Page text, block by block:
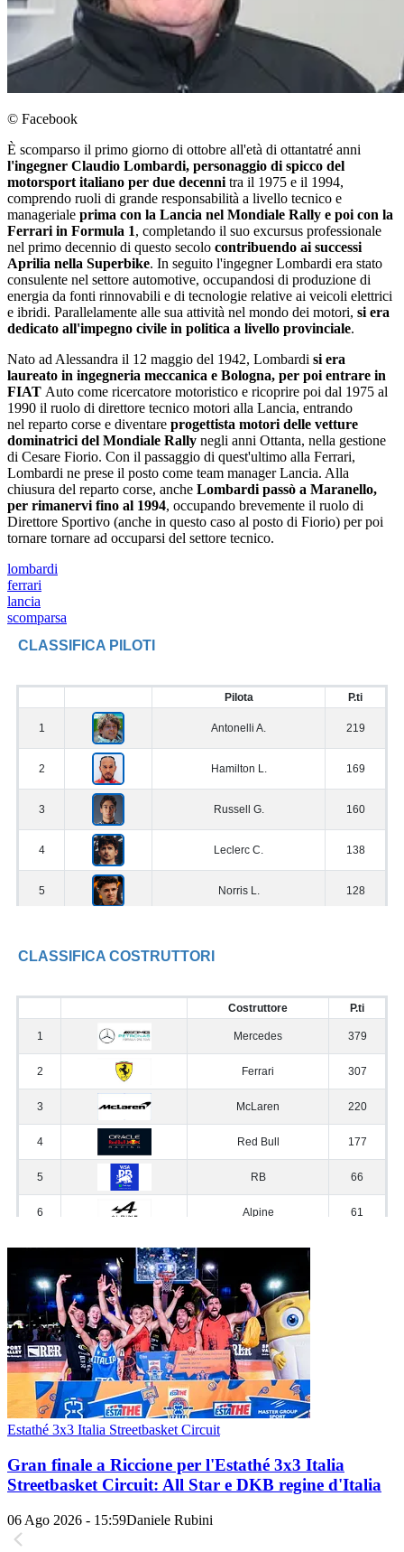
© Facebook
È scomparso il primo giorno di ottobre all'età di ottantatré anni
l'ingegner Claudio Lombardi, personaggio di spicco del
motorsport italiano per due decenni tra il 1975 e il 1994,
comprendo ruoli di grande responsabilità a livello tecnico e
manageriale prima con la Lancia nel Mondiale Rally e poi con la
Ferrari in Formula 1, completando il suo excursus professionale
nel primo decennio di questo secolo contribuendo ai successi
Aprilia nella Superbike. In seguito l'ingegner Lombardi era stato
consulente nel settore automotive, occupandosi di produzione di
energia da fonti rinnovabili e di tecnologie relative ai veicoli elettrici
e ibridi. Parallelamente alle sua attività nel mondo dei motori, si era
dedicato all'impegno civile in politica a livello provinciale.
Nato ad Alessandra il 12 maggio del 1942, Lombardi si era
laureato in ingegneria meccanica e Bologna, per poi entrare in
FIAT Auto come ricercatore motoristico e ricoprire poi dal 1975 al
1990 il ruolo di direttore tecnico motori alla Lancia, entrando
nel reparto corse e diventare progettista motori delle vetture
dominatrici del Mondiale Rally negli anni Ottanta, nella gestione
di Cesare Fiorio. Con il passaggio di quest'ultimo alla Ferrari,
Lombardi ne prese il posto come team manager Lancia. Alla
chiusura del reparto corse, anche Lombardi passò a Maranello,
per rimanervi fino al 1994, occupando brevemente il ruolo di
Direttore Sportivo (anche in questo caso al posto di Fiorio) per poi
tornare tornare ad occuparsi del settore tecnico.
lombardi
ferrari
lancia
scomparsa
Estathé 3x3 Italia Streetbasket Circuit
Gran finale a Riccione per l'Estathé 3x3 Italia
Streetbasket Circuit: All Star e DKB regine d'Italia
06 Ago 2026 - 15:59Daniele Rubini